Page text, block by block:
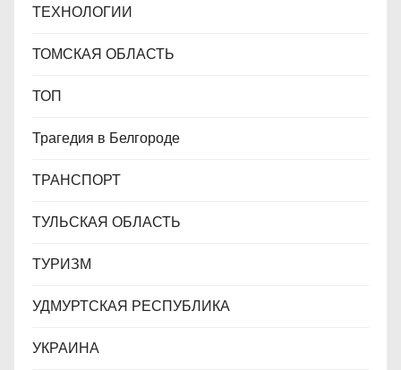
ТЕХНОЛОГИИ
ТОМСКАЯ ОБЛАСТЬ
ТОП
Трагедия в Белгороде
ТРАНСПОРТ
ТУЛЬСКАЯ ОБЛАСТЬ
ТУРИЗМ
УДМУРТСКАЯ РЕСПУБЛИКА
УКРАИНА